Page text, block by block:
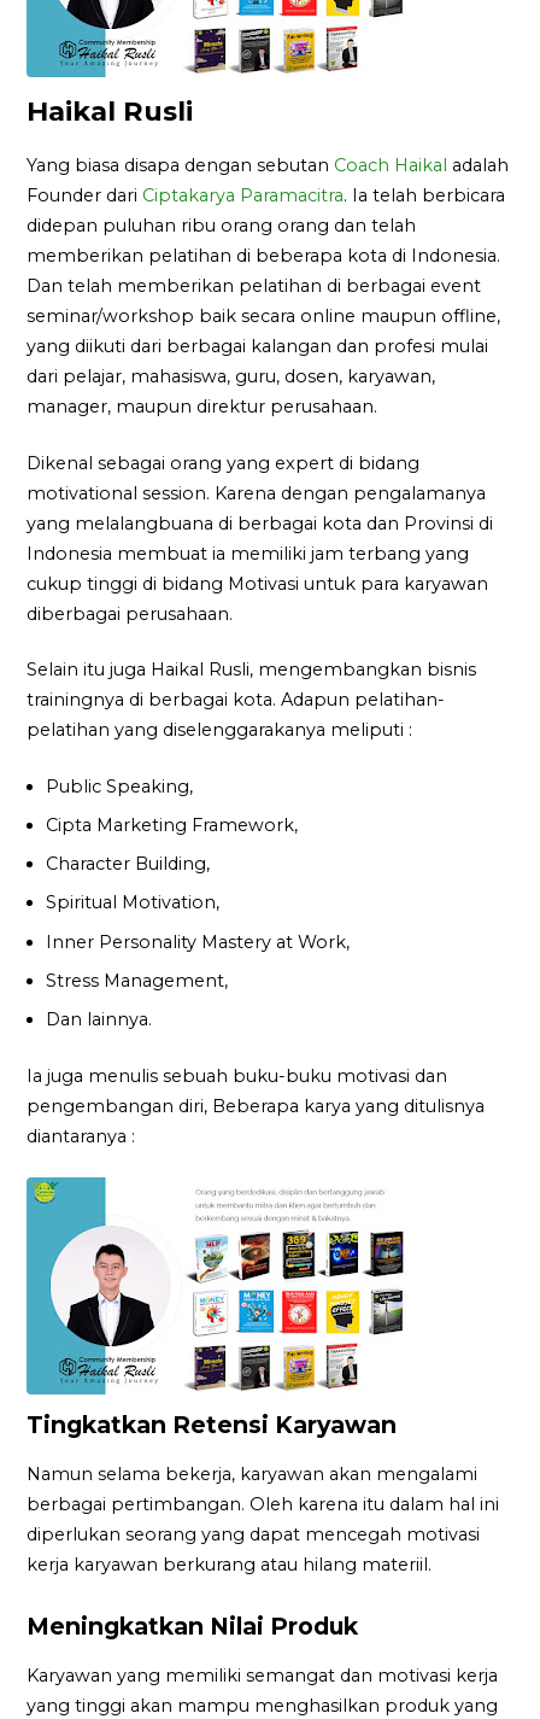
Haikal Rusli
Yang biasa disapa dengan sebutan Coach Haikal adalah
Founder dari Ciptakarya Paramacitra. Ia telah berbicara
didepan puluhan ribu orang orang dan telah
memberikan pelatihan di beberapa kota di Indonesia.
Dan telah memberikan pelatihan di berbagai event
seminar/workshop baik secara online maupun offline,
yang diikuti dari berbagai kalangan dan profesi mulai
dari pelajar, mahasiswa, guru, dosen, karyawan,
manager, maupun direktur perusahaan.
Dikenal sebagai orang yang expert di bidang
motivational session. Karena dengan pengalamanya
yang melalangbuana di berbagai kota dan Provinsi di
Indonesia membuat ia memiliki jam terbang yang
cukup tinggi di bidang Motivasi untuk para karyawan
diberbagai perusahaan.
Selain itu juga Haikal Rusli, mengembangkan bisnis
trainingnya di berbagai kota. Adapun pelatihan-
pelatihan yang diselenggarakanya meliputi :
Public Speaking,
Cipta Marketing Framework,
Character Building,
Spiritual Motivation,
Inner Personality Mastery at Work,
Stress Management,
Dan lainnya.
Ia juga menulis sebuah buku-buku motivasi dan
pengembangan diri, Beberapa karya yang ditulisnya
diantaranya :
Tingkatkan Retensi Karyawan
Namun selama bekerja, karyawan akan mengalami
berbagai pertimbangan. Oleh karena itu dalam hal ini
diperlukan seorang yang dapat mencegah motivasi
kerja karyawan berkurang atau hilang materiil.
Meningkatkan Nilai Produk
Karyawan yang memiliki semangat dan motivasi kerja
yang tinggi akan mampu menghasilkan produk yang